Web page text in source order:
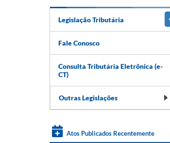
Legislação Tributária
Fale Conosco
Consulta Tributária Eletrônica (e-
CT)
Outras Legislações
Atos Publicados Recentemente